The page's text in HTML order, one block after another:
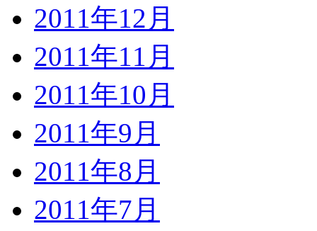
2011年12月
2011年11月
2011年10月
2011年9月
2011年8月
2011年7月